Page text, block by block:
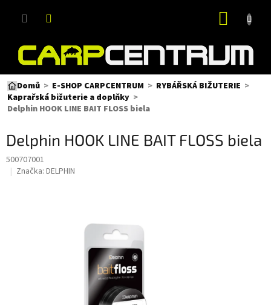
Domů E-SHOP CARPCENTRUM
RYBÁŘSKÁ BIŽUTERIE
Kaprařská bižuterie a doplňky
Delphin HOOK LINE BAIT FLOSS biela
Delphin HOOK LINE BAIT FLOSS biela
500707001
Značka: DELPHIN